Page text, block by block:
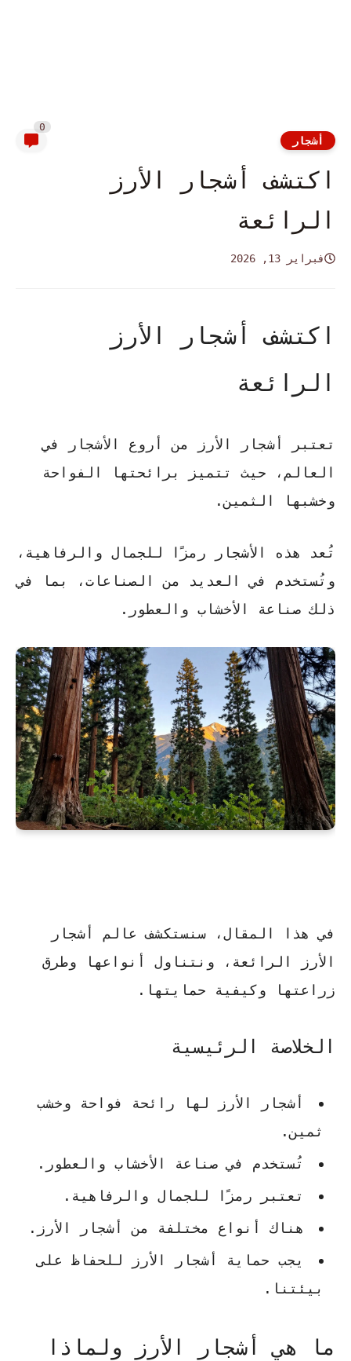
أشجار
0
اكتشف أشجار الأرز
الرائعة
فبراير 13, 2026
اكتشف أشجار الأرز
الرائعة
تعتبر أشجار الأرز
من أروع الأشجار في
العالم، حيث تتميز برائحتها الفواحة
وخشبها الثمين.
تُعد هذه الأشجار رمزًا للجمال والرفاهية،
وتُستخدم في العديد من الصناعات، بما في
ذلك صناعة الأخشاب والعطور.
في هذا المقال، سنستكشف عالم
أشجار
الأرز
الرائعة، ونتناول أنواعها وطرق
زراعتها وكيفية حمايتها.
الخلاصة الرئيسية
أشجار الأرز
لها رائحة فواحة وخشب
ثمين.
تُستخدم في صناعة الأخشاب والعطور.
تعتبر رمزًا للجمال والرفاهية.
هناك أنواع مختلفة من
أشجار الأرز .
يجب حماية أشجار الأرز
للحفاظ على
بيئتنا.
ما هي أشجار الأرز ولماذا